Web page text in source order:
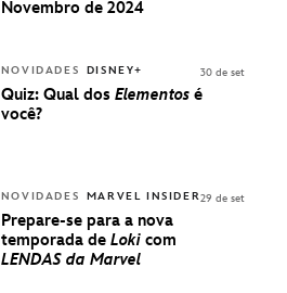
UMA
DISNEY
Novembro de 2024
NOVIDADES DISNEY+
Quiz: Qual dos Elementos é
você?
30 de set
NOVIDADES MARVEL INSIDER
Prepare-se para a nova
temporada de Loki com
LENDAS da Marvel
29 de set